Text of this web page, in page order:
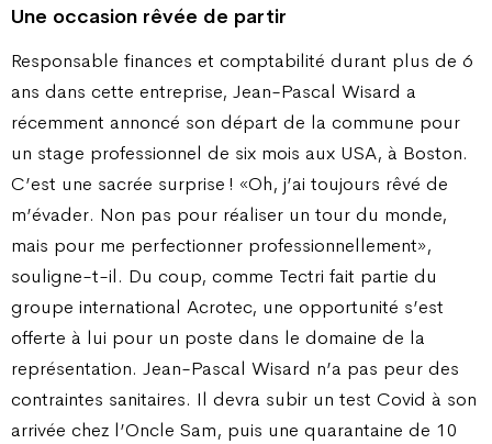
Une occasion rêvée de partir
Responsable finances et comptabilité durant plus de 6
ans dans cette entreprise, Jean-Pascal Wisard a
récemment annoncé son départ de la commune pour
un stage professionnel de six mois aux USA, à Boston.
C’est une sacrée surprise ! «Oh, j’ai toujours rêvé de
m’évader. Non pas pour réaliser un tour du monde,
mais pour me perfectionner professionnellement»,
souligne-t-il. Du coup, comme Tectri fait partie du
groupe international Acrotec, une opportunité s’est
offerte à lui pour un poste dans le domaine de la
représentation. Jean-Pascal Wisard n’a pas peur des
contraintes sanitaires. Il devra subir un test Covid à son
arrivée chez l’Oncle Sam, puis une quarantaine de 10